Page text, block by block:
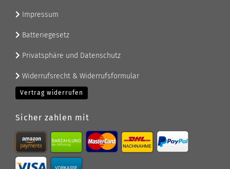
Impressum
Batteriegesetz
Privatsphäre und Datenschutz
Widerrufsrecht & Widerrufsformular
Vertrag widerrufen
Sicher zahlen mit